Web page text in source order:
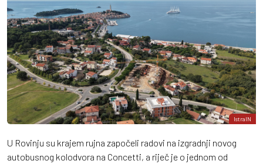
IstraIN
U Rovinju su krajem rujna započeli radovi na izgradnji novog
autobusnog kolodvora na Concetti, a riječ je o jednom od